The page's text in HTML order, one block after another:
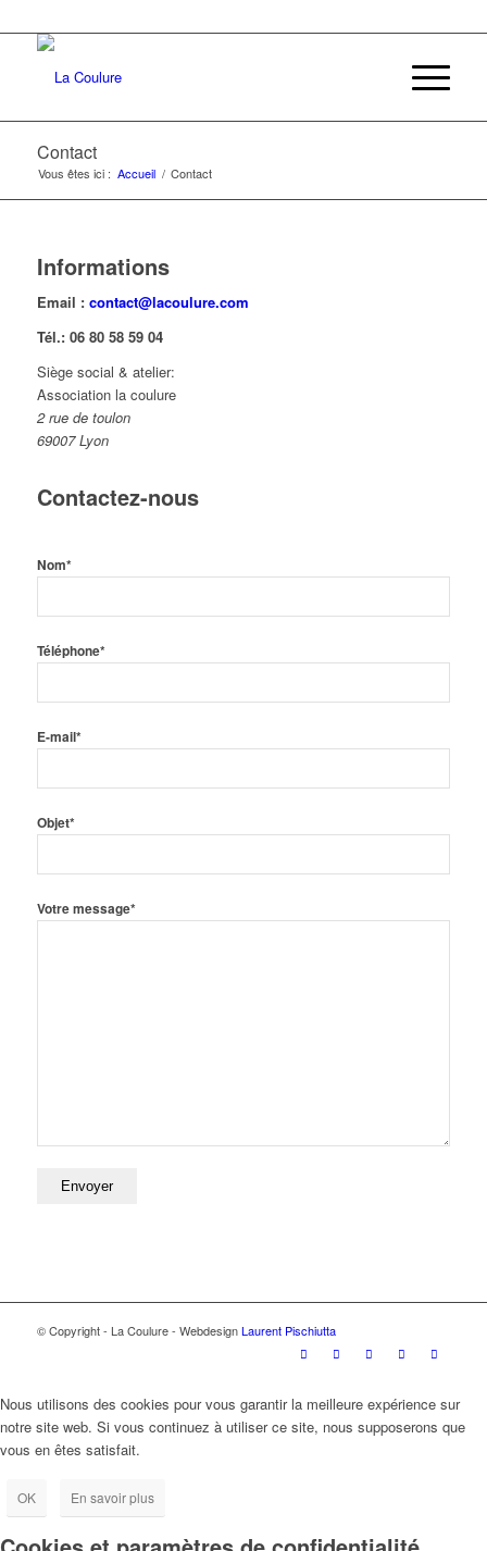
Contact
Vous êtes ici : Accueil / Contact
Informations
Email : contact@lacoulure.com
Tél.: 06 80 58 59 04
Siège social & atelier:
Association la coulure
2 rue de toulon
69007 Lyon
Contactez-nous
Nom*
Téléphone*
E-mail*
Objet*
Votre message*
© Copyright - La Coulure - WebdesignLaurent Pischiutta
Nous utilisons des cookies pour vous garantir la meilleure expérience sur
notre site web. Si vous continuez à utiliser ce site, nous supposerons que
vous en êtes satisfait.
OK En savoir plus